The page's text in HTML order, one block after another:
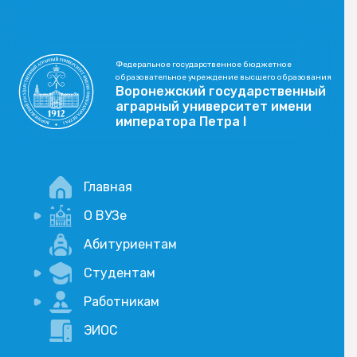
Федеральное государственное бюджетное
образовательное учреждение высшего образования
Воронежский государственный
аграрный университет имени
императора Петра I
Главная
О ВУЗе
Новости
Учебный процесс
Научная деятельность
Абитуриентам
Студентам
Портал дистанционого обучения
Академические отпуска
Работникам
Внимание, опрос!
ЭИОС